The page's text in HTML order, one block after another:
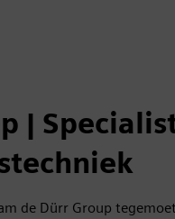
|
de Dürr Group